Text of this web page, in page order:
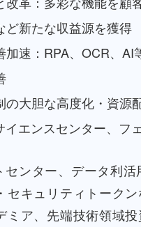
ど新たな収益源を獲得
加速：RPA、OCR、AI
の大胆な高度化・資源
イエンスセンター、フ
ンター、データ利
セキュリティトーク
ア、先端技術領域